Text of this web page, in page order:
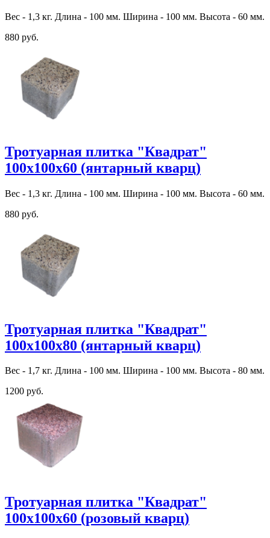
Вес - 1,3 кг. Длина - 100 мм. Ширина - 100 мм. Высота - 60 мм.
880 руб.
Тротуарная плитка "Квадрат"
100х100х60 (янтарный кварц)
Вес - 1,3 кг. Длина - 100 мм. Ширина - 100 мм. Высота - 60 мм.
880 руб.
Тротуарная плитка "Квадрат"
100х100х80 (янтарный кварц)
Вес - 1,7 кг. Длина - 100 мм. Ширина - 100 мм. Высота - 80 мм.
1200 руб.
Тротуарная плитка "Квадрат"
100х100х60 (розовый кварц)